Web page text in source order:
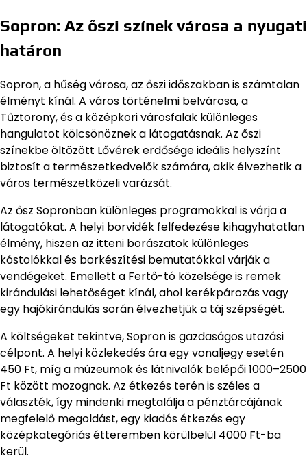
Sopron: Az őszi színek városa a nyugati
határon
Sopron, a hűség városa, az őszi időszakban is számtalan
élményt kínál. A város történelmi belvárosa, a
Tűztorony, és a középkori városfalak különleges
hangulatot kölcsönöznek a látogatásnak. Az őszi
színekbe öltözött Lővérek erdősége ideális helyszínt
biztosít a természetkedvelők számára, akik élvezhetik a
város természetközeli varázsát.
Az ősz Sopronban különleges programokkal is várja a
látogatókat. A helyi borvidék felfedezése kihagyhatatlan
élmény, hiszen az itteni borászatok különleges
kóstolókkal és borkészítési bemutatókkal várják a
vendégeket. Emellett a Fertő-tó közelsége is remek
kirándulási lehetőséget kínál, ahol kerékpározás vagy
egy hajókirándulás során élvezhetjük a táj szépségét.
A költségeket tekintve, Sopron is gazdaságos utazási
célpont. A helyi közlekedés ára egy vonaljegy esetén
450 Ft, míg a múzeumok és látnivalók belépői 1000–2500
Ft között mozognak. Az étkezés terén is széles a
választék, így mindenki megtalálja a pénztárcájának
megfelelő megoldást, egy kiadós étkezés egy
középkategóriás étteremben körülbelül 4000 Ft-ba
kerül.